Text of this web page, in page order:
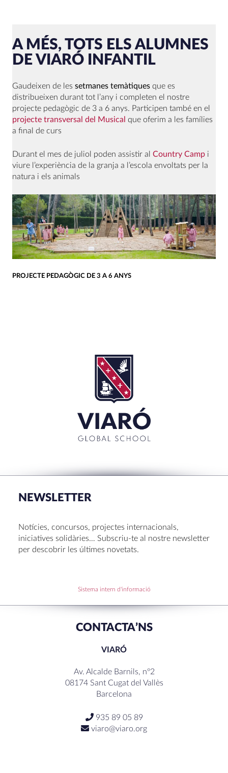
A MÉS, TOTS ELS ALUMNES
DE VIARÓ INFANTIL
Gaudeixen de les setmanes temàtiques que es
distribueixen durant tot l’any i completen el nostre
projecte pedagògic de 3 a 6 anys. Participen també en el
projecte transversal del Musical que oferim a les famílies
a final de curs
Durant el mes de juliol poden assistir al Country Camp i
viure l’experiència de la granja a l’escola envoltats per la
natura i els animals
PROJECTE PEDAGÒGIC DE 3 A 6 ANYS
NEWSLETTER
Notícies, concursos, projectes internacionals,
iniciatives solidàries… Subscriu-te al nostre newsletter
per descobrir les últimes novetats.
Sistema intern d'informació
CONTACTA’NS
VIARÓ
Av. Alcalde Barnils, nº2
08174 Sant Cugat del Vallès
Barcelona
935 89 05 89
viaro@viaro.org